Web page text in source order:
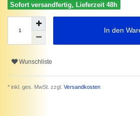
Sofort versandfertig, Lieferzeit 48h
In den
Wunschliste
* inkl. ges. MwSt. zzgl. Versandkosten